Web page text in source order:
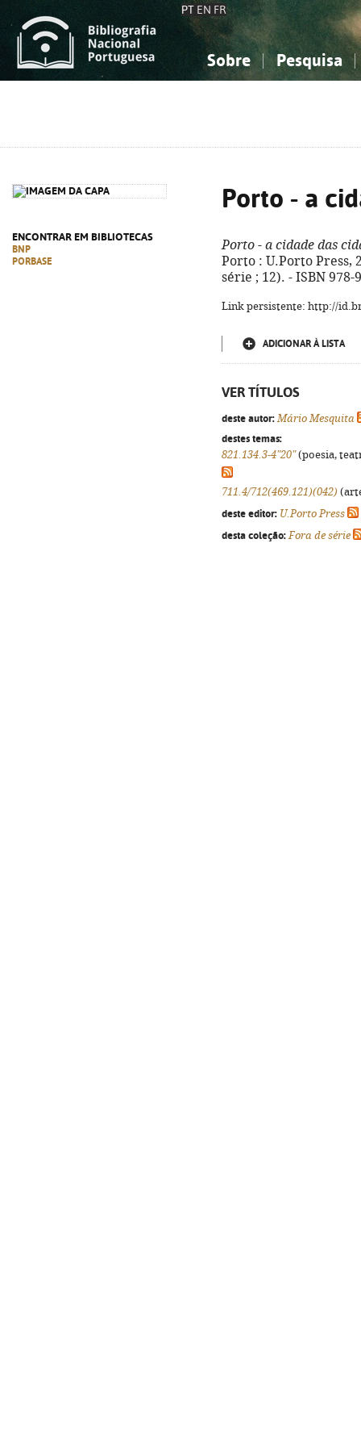
PT EN FR
Sobre Pesquisa
ENCONTRAR EM BIBLIOTECAS
BNP
PORBASE
Porto - a
Porto - a cidade das
Porto : U.Porto Press,
série ; 12). - ISBN 978-
Link persistente: http://
ADICIONAR À LISTA
VER TÍTULOS
deste autor: Mário Mesquita
destes temas:
821.134.3-4"20"(poesia,
711.4/712(469.121)(042)
deste editor: U.Porto Press
desta coleção: Fora de série